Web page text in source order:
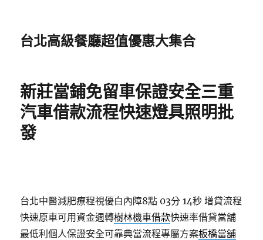
台北高級餐廳超值優惠大集合
新莊當鋪免留車保證安全三重
汽車借款流程快速燈具照明批
發
台北中醫減肥療程視優白內障8點 03分 14秒 增貸流程
快速原車可用資金週轉樹林機車借款快速率借貸當舖
最低利個人保證安全可靠典當流程專屬方案板橋當舖